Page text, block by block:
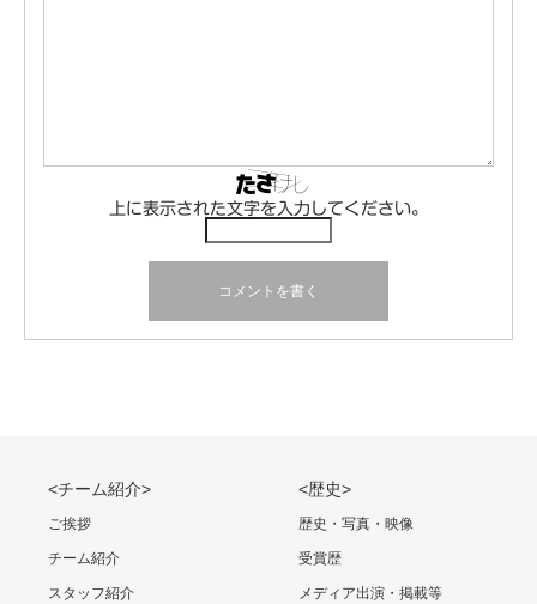
上に表示された文字を入力してください。
<チーム紹介>
ご挨拶
チーム紹介
スタッフ紹介
<歴史>
歴史・写真・映像
受賞歴
メディア出演・掲載等